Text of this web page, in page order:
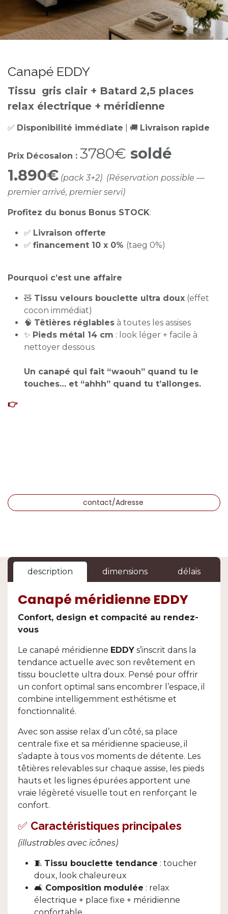
Canapé EDDY
Tissu gris clair + Batard 2,5 places
relax électrique + méridienne
✅ Disponibilité immédiate | 🚚 Livraison rapide
Prix Décosalon : 3780€ soldé
1.890€ (pack 3+2) (Réservation possible —
premier arrivé, premier servi)
Profitez du bonus Bonus STOCK:
✅ Livraison offerte
✅ financement 10 x 0% (taeg 0%)
Pourquoi c’est une affaire
🧸 Tissu velours bouclette ultra doux (effet
cocon immédiat)
🧠 Têtières réglables à toutes les assises
✨ Pieds métal 14 cm : look léger + facile à
nettoyer dessous
Un canapé qui fait “waouh” quand tu le
touches… et “ahhh” quand tu t’allonges.
👉
contact/Adresse
description dimensions délais
Canapé méridienne EDDY
Confort, design et compacité au rendez-
vous
Le canapé méridienne EDDY s’inscrit dans la
tendance actuelle avec son revêtement en
tissu bouclette ultra doux. Pensé pour offrir
un confort optimal sans encombrer l’espace, il
combine intelligemment esthétisme et
fonctionnalité.
Avec son assise relax d’un côté, sa place
centrale fixe et sa méridienne spacieuse, il
s’adapte à tous vos moments de détente. Les
têtières relevables sur chaque assise, les pieds
hauts et les lignes épurées apportent une
vraie légèreté visuelle tout en renforçant le
confort.
✅ Caractéristiques principales
(illustrables avec icônes)
🧵 Tissu bouclette tendance : toucher
doux, look chaleureux
🛋️ Composition modulée : relax
électrique + place fixe + méridienne